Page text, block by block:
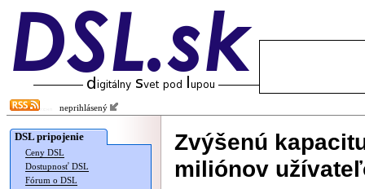
neprihlásený
DSL pripojenie
Ceny DSL
Dostupnosť DSL
Fórum o DSL
Zvýšenú
miliónov